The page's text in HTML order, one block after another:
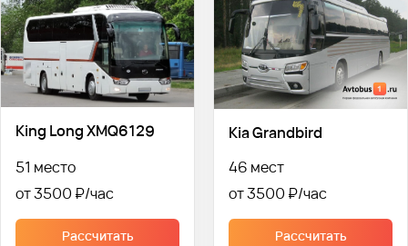
King Long XMQ6129
51 место
от 3500 ₽
Рассчитать
Kia Grandbird
46 мест
от 3500 ₽
Рассчитать